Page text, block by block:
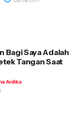
Bagi Saya Adalah
Tangan Saat
Ardika